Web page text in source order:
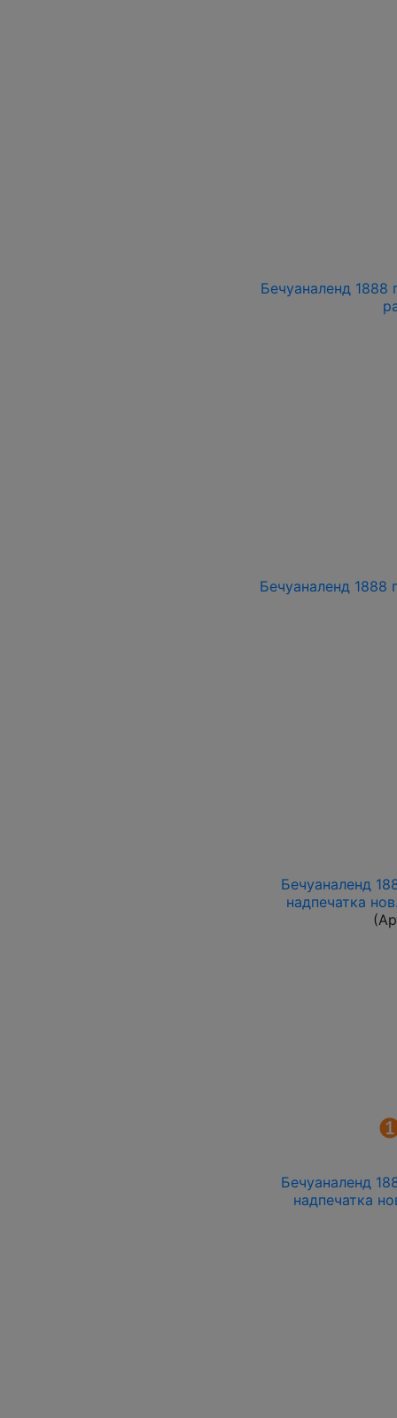
Бечуаналенд 1888
Бечуаналенд 1888
Бечуаналенд
надпечатка
Бечуаналенд
надпечатка